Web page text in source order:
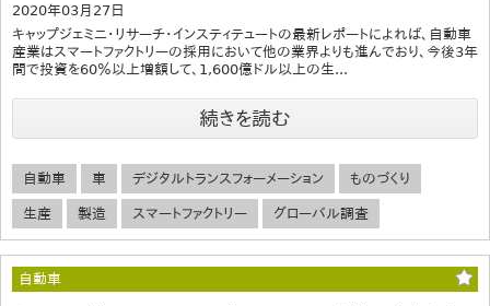
2020年03月27日
キャップジェミニ・リサーチ・インスティテュートの最新レポートによれば、自動車
産業はスマートファクトリーの採用において他の業界よりも進んでおり、今後3年
間で投資を60％以上増額して、1,600億ドル以上の生...
続きを読む
自動車 車 デジタルトランスフォーメーション ものづくり
生産 製造 スマートファクトリー グローバル調査
自動車